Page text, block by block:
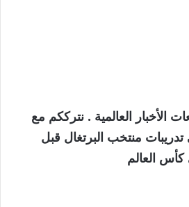
24- متابعات الأخبار العالمية . نترككم مع
منتخب البرتغال قبل
العالم